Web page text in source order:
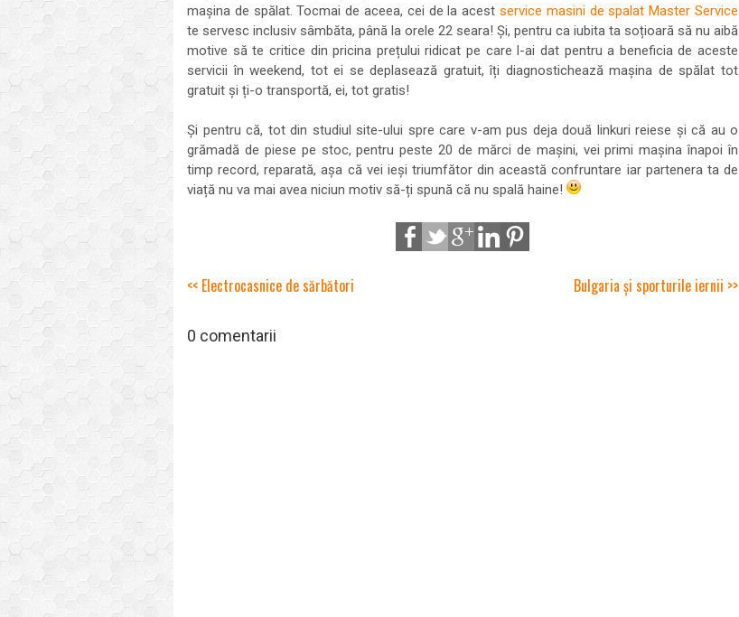
mașina de spălat. Tocmai de aceea, cei de la acest service masini de spalat Master Service
te servesc inclusiv sâmbăta, până la orele 22 seara! Și, pentru ca iubita ta soțioară să nu aibă
motive să te critice din pricina prețului ridicat pe care l-ai dat pentru a beneficia de aceste
servicii în weekend, tot ei se deplasează gratuit, îți diagnostichează mașina de spălat tot
gratuit și ți-o transportă, ei, tot gratis!
Și pentru că, tot din studiul site-ului spre care v-am pus deja două linkuri reiese și că au o
grămadă de piese pe stoc, pentru peste 20 de mărci de mașini, vei primi mașina înapoi în
timp record, reparată, așa că vei ieși triumfător din această confruntare iar partenera ta de
viață nu va mai avea niciun motiv să-ți spună că nu spală haine!
<< Electrocasnice de sărbători Bulgaria și sporturile iernii >>
0 comentarii